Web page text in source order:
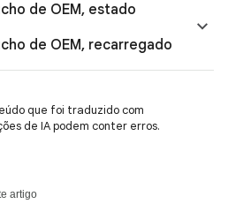
de OEM, estado
de OEM, recarregado
que foi traduzido com
de IA podem conter erros.
artigo